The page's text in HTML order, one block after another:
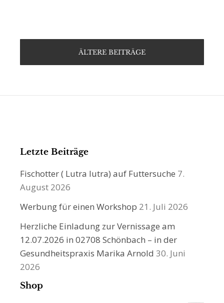
ÄLTERE BEITRÄGE
Letzte Beiträge
Fischotter ( Lutra lutra) auf Futtersuche 7.
August 2026
Werbung für einen Workshop 21. Juli 2026
Herzliche Einladung zur Vernissage am
12.07.2026 in 02708 Schönbach – in der
Gesundheitspraxis Marika Arnold 30. Juni
2026
Shop